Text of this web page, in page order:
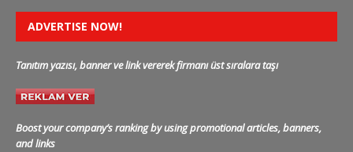
ADVERTISE NOW!
Tanıtım yazısı, banner ve link vererek firmanı üst sıralara taşı
Boost your company’s ranking by using promotional articles, banners,
and links